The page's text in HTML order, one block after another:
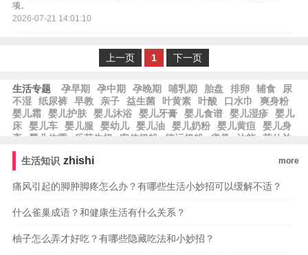
项。
2026-07-21 14:01:10
上一页 1 下一页
生活专题 孕早期 孕中期 孕晚期 哺乳期 胎盘 排卵 辅食
尿
不湿
纸尿裤 早教 亲子 益生菌 叶黄素 叶酸 口水巾
爽身粉
婴儿霜
婴儿护肤 婴儿沐浴 婴儿牙膏 婴儿食谱 婴儿湿疹
婴儿
床
婴儿车 婴儿服 婴幼儿 婴儿油 婴儿奶粉 婴儿黄疸
婴儿身
高
婴儿体重 乐荷牛奶 安佳奶粉 德运奶粉 雀巢 达能
菲仕兰
牛奶
牛奶
美赞臣 美素佳儿
生活知识 zhishi more
痛风引起的脚肿脚疼怎么办？有哪些生活小妙招可以缓解不适？
什么雀巢成语？和健康生活有什么关系？
柚子怎么弄才好吃？有哪些隐藏吃法和小妙招？